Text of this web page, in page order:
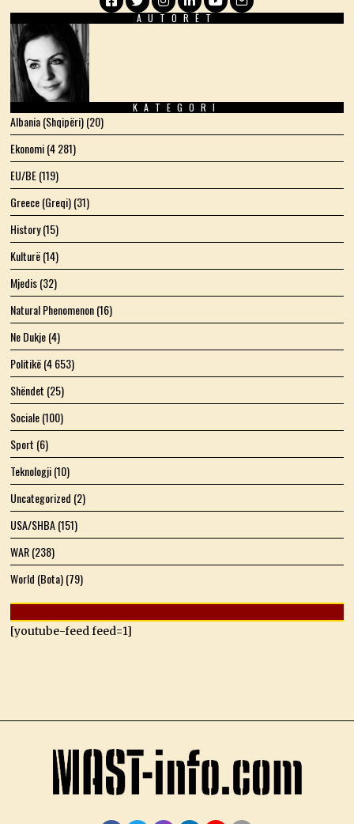
Facebook
TwitterInstagram
LinkedIn
YouTube
Email
AUTORËT
KATEGORI
Albania (Shqipëri)(20)
Ekonomi(4 281)
EU/BE(119)
Greece (Greqi)(31)
History(15)
Kulturë(14)
Mjedis(32)
Natural Phenomenon(16)
Ne Dukje(4)
Politikë(4 653)
Shëndet (25)
Sociale(100)
Sport (6)
Teknologji(10)
Uncategorized (2)
USA/SHBA(151)
WAR(238)
World (Bota)(79)
[youtube-feed feed=1]